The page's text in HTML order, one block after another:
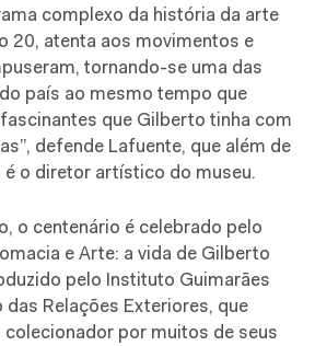
complexo da história da arte
20, atenta aos movimentos e
tornando-se uma das
país ao mesmo tempo que
que Gilberto tinha com
defende Lafuente, que além de
o diretor artístico do museu.
o centenário é celebrado pelo
e Arte: a vida de Gilberto
pelo Instituto Guimarães
das Relações Exteriores, que
por muitos de seus